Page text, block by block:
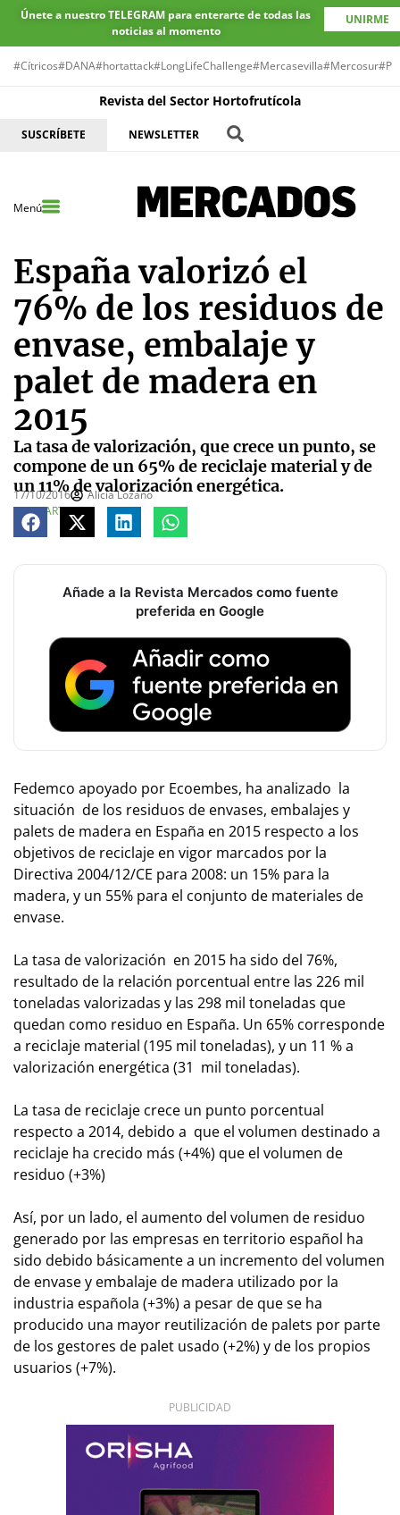
Únete a nuestro TELEGRAM para enterarte de todas las
noticias al momento
UNIRME
#Cítricos#DANA#hortattack#LongLifeChallenge#Mercasevilla#Mercosur
Revista del Sector Hortofrutícola
SUSCRÍBETE NEWSLETTER
Menú
España valorizó el
76% de los residuos de
envase, embalaje y
palet de madera en
2015
La tasa de valorización, que crece un punto, se
compone de un 65% de reciclaje material y de
un 11% de valorización energética.
17/10/2016
Alicia Lozano
COMPARTE
Añade a la Revista Mercados como fuente
preferida en Google
Fedemco apoyado por Ecoembes, ha analizado la
situación de los residuos de envases, embalajes y
palets de madera en España en 2015 respecto a los
objetivos de reciclaje en vigor marcados por la
Directiva 2004/12/CE para 2008: un 15% para la
madera, y un 55% para el conjunto de materiales de
envase.
La tasa de valorización en 2015 ha sido del 76%,
resultado de la relación porcentual entre las 226 mil
toneladas valorizadas y las 298 mil toneladas que
quedan como residuo en España. Un 65% corresponde
a reciclaje material (195 mil toneladas), y un 11 % a
valorización energética (31 mil toneladas).
La tasa de reciclaje crece un punto porcentual
respecto a 2014, debido a que el volumen destinado a
reciclaje ha crecido más (+4%) que el volumen de
residuo (+3%)
Así, por un lado, el aumento del volumen de residuo
generado por las empresas en territorio español ha
sido debido básicamente a un incremento del volumen
de envase y embalaje de madera utilizado por la
industria española (+3%) a pesar de que se ha
producido una mayor reutilización de palets por parte
de los gestores de palet usado (+2%) y de los propios
usuarios (+7%).
PUBLICIDAD